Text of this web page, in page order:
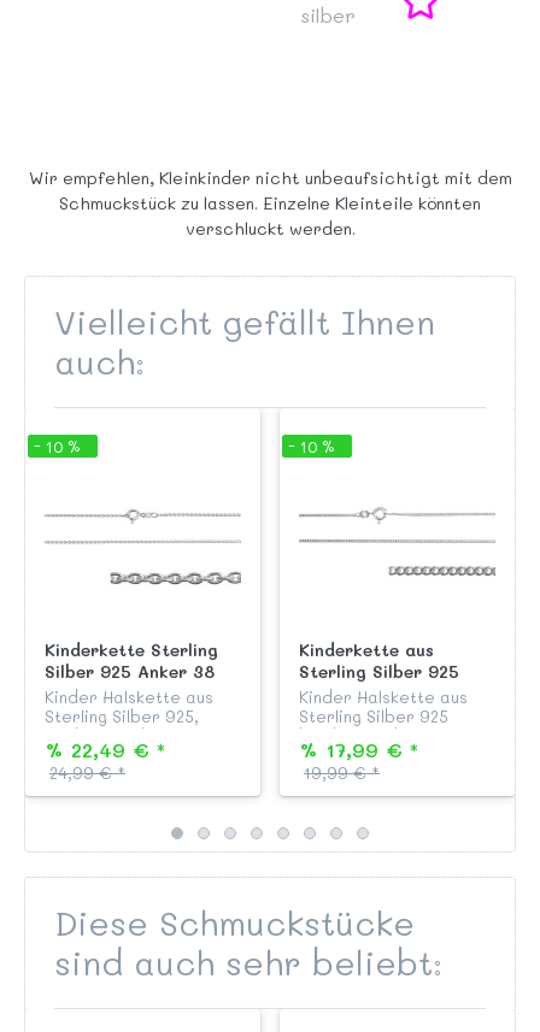
silber
Wir empfehlen, Kleinkinder nicht unbeaufsichtigt mit dem
Schmuckstück zu lassen. Einzelne Kleinteile könnten
verschluckt werden.
Vielleicht gefällt Ihnen
auch:
- 10 %
Kinderkette Sterling
Silber 925 Anker 38
cm
Kinder Halskette aus
Sterling Silber 925,
Modell "Rundanker", 38
cm lang, mit stabilem
Federringverschluss,
passend zu allen Silber
% 22,49 € *
24,99 € *
- 10 %
Kinderkette aus
Sterling Silber 925
Panzer 36 cm
Kinder Halskette aus
Sterling Silber 925
beidseitig diamantiert,
anlaufgeschützt und
garantiert nickelfrei,
Modell "Flachpanzer" 36
Federringve...
% 17,99 € *
19,99 € *
Diese Schmuckstücke
sind auch sehr beliebt: